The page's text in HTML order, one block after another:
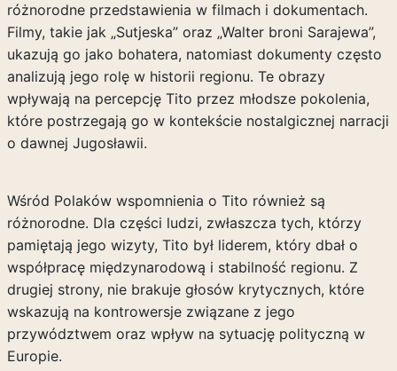
różnorodne przedstawienia w filmach i dokumentach.
Filmy, takie jak „Sutjeska” oraz „Walter broni Sarajewa”,
ukazują go jako bohatera, natomiast dokumenty często
analizują jego rolę w historii regionu. Te obrazy
wpływają na percepcję Tito przez młodsze pokolenia,
które postrzegają go w kontekście nostalgicznej narracji
o dawnej Jugosławii.
Wśród Polaków wspomnienia o Tito również są
różnorodne. Dla części ludzi, zwłaszcza tych, którzy
pamiętają jego wizyty, Tito był liderem, który dbał o
współpracę międzynarodową i stabilność regionu. Z
drugiej strony, nie brakuje głosów krytycznych, które
wskazują na kontrowersje związane z jego
przywództwem oraz wpływ na sytuację polityczną w
Europie.